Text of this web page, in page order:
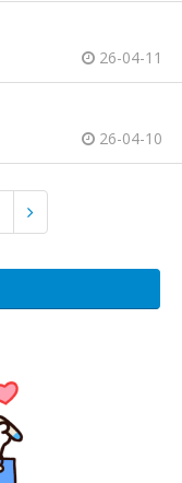
26-04-11
26-04-10